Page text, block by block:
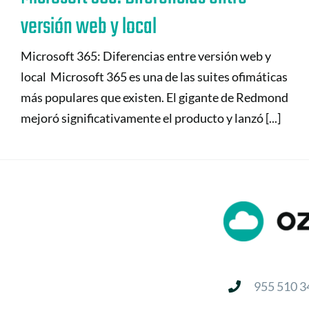
versión web y local
Microsoft 365: Diferencias entre versión web y
local Microsoft 365 es una de las suites ofimáticas
más populares que existen. El gigante de Redmond
mejoró significativamente el producto y lanzó [...]
955 510